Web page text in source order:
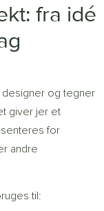
fra idé
og tegner
giver jer et
for
andre
til: